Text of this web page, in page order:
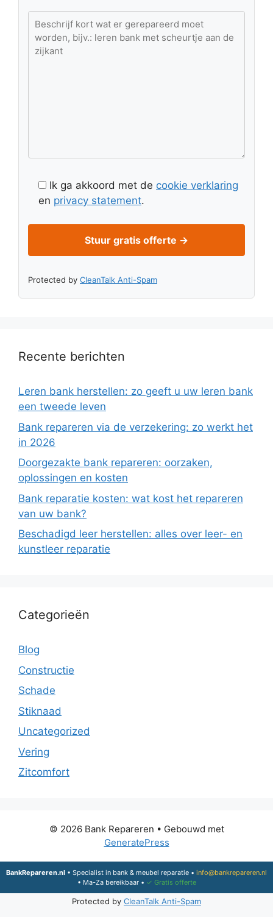
Ik ga akkoord met de cookie verklaring
en privacy statement.
Protected by CleanTalk Anti-Spam
Recente berichten
Leren bank herstellen: zo geeft u uw leren bank
een tweede leven
Bank repareren via de verzekering: zo werkt het
in 2026
Doorgezakte bank repareren: oorzaken,
oplossingen en kosten
Bank reparatie kosten: wat kost het repareren
van uw bank?
Beschadigd leer herstellen: alles over leer- en
kunstleer reparatie
Categorieën
Blog
Constructie
Schade
Stiknaad
Uncategorized
Vering
Zitcomfort
© 2026 Bank Repareren • Gebouwd met
GeneratePress
BankRepareren.nl • Specialist in bank & meubel reparatie • info@bankrepareren.nl
• Ma-Za bereikbaar • ✓ Gratis offerte
Protected by CleanTalk Anti-Spam